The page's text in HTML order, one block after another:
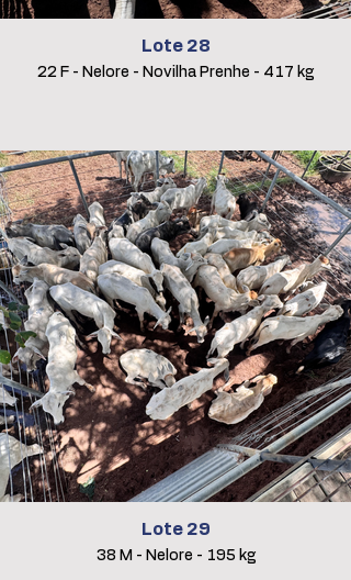
Lote 28
22 F - Nelore - Novilha Prenhe - 417 kg
Lote 29
38 M - Nelore - 195 kg